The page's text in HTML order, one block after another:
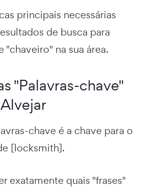
principais necessárias
de busca para
"chaveiro" na sua área.
"Palavras-chave"
chave é a chave para o
[locksmith].
exatamente quais "frases"